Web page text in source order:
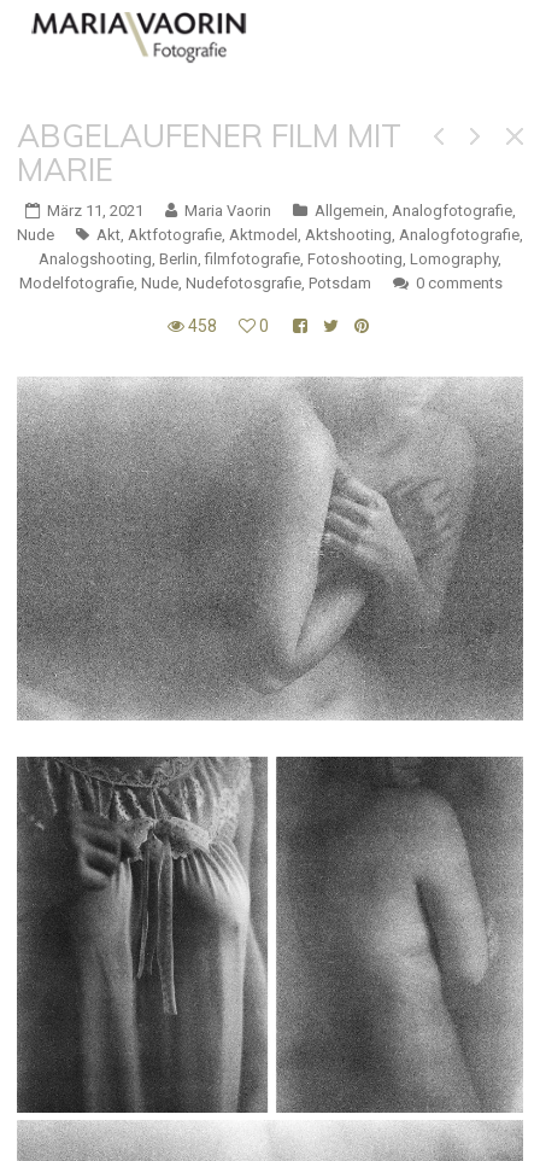
ABGELAUFENER FILM MIT
MARIE
März 11, 2021 Maria Vaorin Allgemein Analogfotografie,
Nude
Akt Aktfotografie Aktmodel Aktshooting Analogfotografie
Analogshooting Berlin ,filmfotografie Fotoshooting Lomography,
Modelfotografie Nude Nudefotosgrafie Potsdam 0 comments
458 0